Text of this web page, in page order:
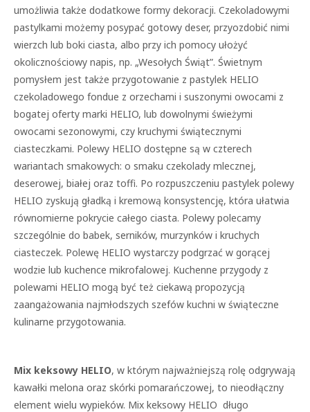
umożliwia także dodatkowe formy dekoracji. Czekoladowymi
pastylkami możemy posypać gotowy deser, przyozdobić nimi
wierzch lub boki ciasta, albo przy ich pomocy ułożyć
okolicznościowy napis, np. „Wesołych Świąt”. Świetnym
pomysłem jest także przygotowanie z pastylek HELIO
czekoladowego fondue z orzechami i suszonymi owocami z
bogatej oferty marki HELIO, lub dowolnymi świeżymi
owocami sezonowymi, czy kruchymi świątecznymi
ciasteczkami. Polewy HELIO dostępne są w czterech
wariantach smakowych: o smaku czekolady mlecznej,
deserowej, białej oraz toffi. Po rozpuszczeniu pastylek polewy
HELIO zyskują gładką i kremową konsystencję, która ułatwia
równomierne pokrycie całego ciasta. Polewy polecamy
szczególnie do babek, serników, murzynków i kruchych
ciasteczek. Polewę HELIO wystarczy podgrzać w gorącej
wodzie lub kuchence mikrofalowej. Kuchenne przygody z
polewami HELIO mogą być też ciekawą propozycją
zaangażowania najmłodszych szefów kuchni w świąteczne
kulinarne przygotowania.
Mix keksowy HELIO, w którym najważniejszą rolę odgrywają
kawałki melona oraz skórki pomarańczowej, to nieodłączny
element wielu wypieków. Mix keksowy HELIO długo